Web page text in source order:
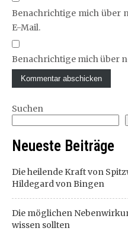
Benachrichtige mich über
E-Mail.
Benachrichtige mich über
Suchen
Neueste Beiträge
Die heilende Kraft von
Hildegard von Bingen
Die möglichen
wissen sollten